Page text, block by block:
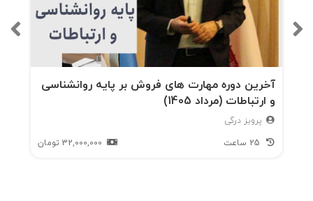
آخرین دوره مهارت های فروش بر پایه روانشناسی
و ارتباطات (مرداد 1405)
پرویز درگی
32,000,000 تومان